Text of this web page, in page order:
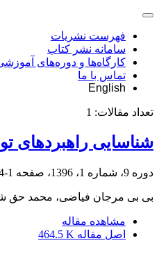
فهرست نشریات
سامانه نشر کتاب
کارگاه‌ها و دوره‌های
تماس با ما
English
تعداد مقالات: 1
شناسایی راهبردهای
دوره 9، شماره 1، 1396، صفحه 1-34
بی بی مرجان فیاضی، محمد حق
مشاهده مقاله
اصل مقاله 464.5 K